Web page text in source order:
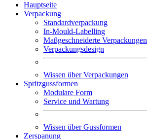
Hauptseite
Verpackung
Standardverpackung
In-Mould-Labelling
Maßgeschneiderte Verpackungen
Verpackungsdesign
Wissen über Verpackungen
Spritzgussformen
Modulare Form
Service und Wartung
Wissen über Gussformen
Zerspanung